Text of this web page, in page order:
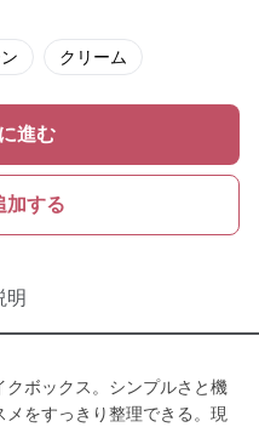
クリーム
進む
加する
明
ボックス。シンプルさと機
をすっきり整理できる。現